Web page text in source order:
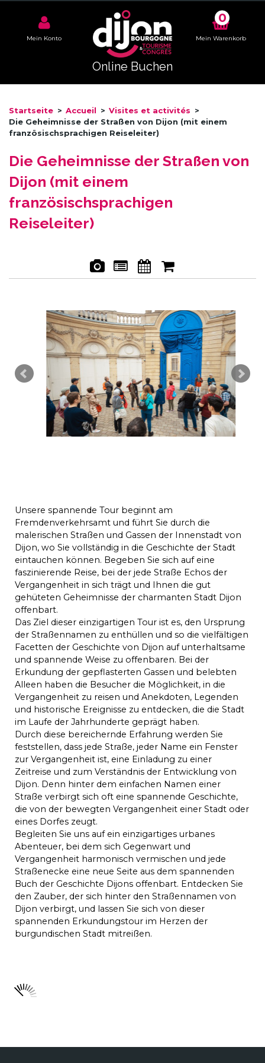
Online Buchen
Mein Konto Mein Warenkorb
0
Startseite > Accueil > Visites et activités >
Die Geheimnisse der Straßen von Dijon (mit einem
französischsprachigen Reiseleiter)
Die Geheimnisse der Straßen von
Dijon (mit einem
französischsprachigen
Reiseleiter)
Unsere spannende Tour beginnt am
Fremdenverkehrsamt und führt Sie durch die
malerischen Straßen und Gassen der Innenstadt von
Dijon, wo Sie vollständig in die Geschichte der Stadt
eintauchen können. Begeben Sie sich auf eine
faszinierende Reise, bei der jede Straße Echos der
Vergangenheit in sich trägt und Ihnen die gut
gehüteten Geheimnisse der charmanten Stadt Dijon
offenbart.
Das Ziel dieser einzigartigen Tour ist es, den Ursprung
der Straßennamen zu enthüllen und so die vielfältigen
Facetten der Geschichte von Dijon auf unterhaltsame
und spannende Weise zu offenbaren. Bei der
Erkundung der gepflasterten Gassen und belebten
Alleen haben die Besucher die Möglichkeit, in die
Vergangenheit zu reisen und Anekdoten, Legenden
und historische Ereignisse zu entdecken, die die Stadt
im Laufe der Jahrhunderte geprägt haben.
Durch diese bereichernde Erfahrung werden Sie
feststellen, dass jede Straße, jeder Name ein Fenster
zur Vergangenheit ist, eine Einladung zu einer
Zeitreise und zum Verständnis der Entwicklung von
Dijon. Denn hinter dem einfachen Namen einer
Straße verbirgt sich oft eine spannende Geschichte,
die von der bewegten Vergangenheit einer Stadt oder
eines Dorfes zeugt.
Begleiten Sie uns auf ein einzigartiges urbanes
Abenteuer, bei dem sich Gegenwart und
Vergangenheit harmonisch vermischen und jede
Straßenecke eine neue Seite aus dem spannenden
Buch der Geschichte Dijons offenbart. Entdecken Sie
den Zauber, der sich hinter den Straßennamen von
Dijon verbirgt, und lassen Sie sich von dieser
spannenden Erkundungstour im Herzen der
burgundischen Stadt mitreißen.